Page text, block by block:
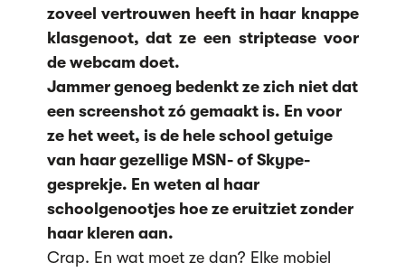
zoveel vertrouwen heeft in haar knappe
klasgenoot, dat ze een striptease voor
de webcam doet.
Jammer genoeg bedenkt ze zich niet dat
een screenshot zó gemaakt is. En voor
ze het weet, is de hele school getuige
van haar gezellige MSN- of Skype-
gesprekje. En weten al haar
schoolgenootjes hoe ze eruitziet zonder
haar kleren aan.
Crap. En wat moet ze dan? Elke mobiel